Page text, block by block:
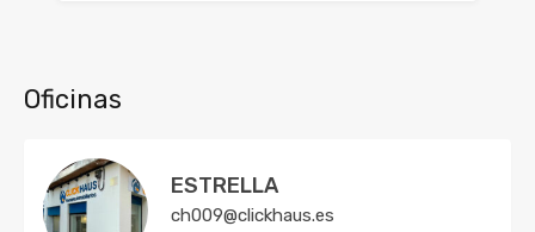
Oficinas
ESTRELLA
ch009@clickhaus.es